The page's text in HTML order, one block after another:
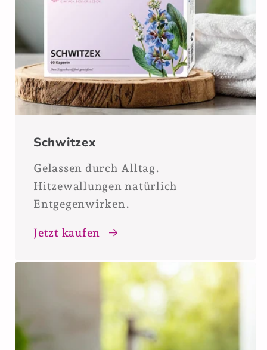
Schwitzex
Gelassen durch Alltag.
Hitzewallungen natürlich
Entgegenwirken.
Jetzt kaufen